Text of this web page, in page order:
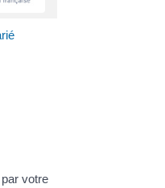
votre